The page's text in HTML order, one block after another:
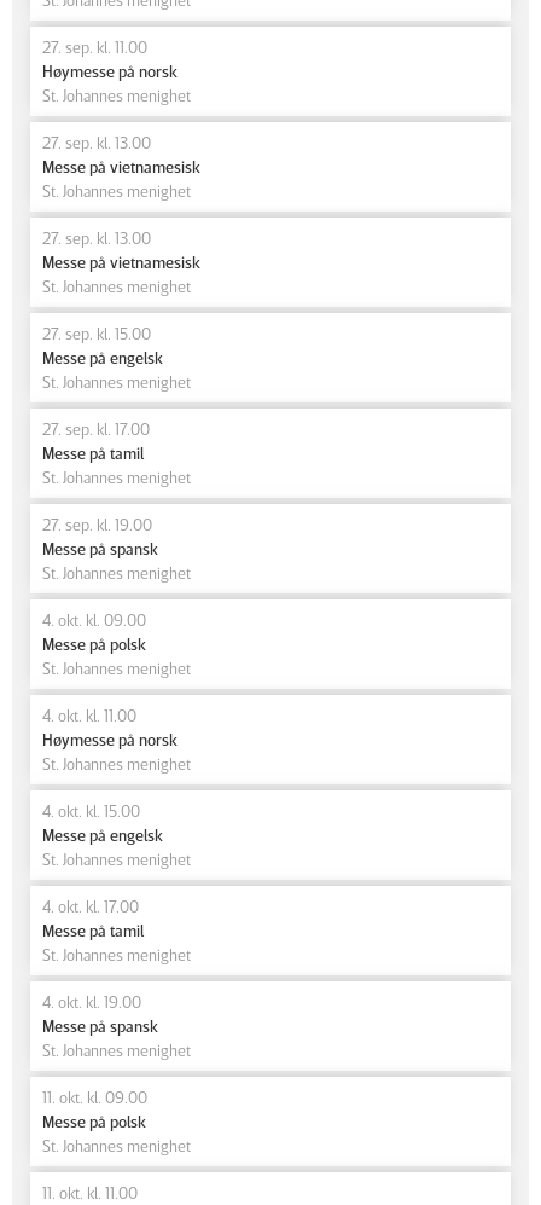
27. sep. kl. 11.00
Høymesse på norsk
St. Johannes menighet
27. sep. kl. 13.00
Messe på vietnamesisk
St. Johannes menighet
27. sep. kl. 13.00
Messe på vietnamesisk
St. Johannes menighet
27. sep. kl. 15.00
Messe på engelsk
St. Johannes menighet
27. sep. kl. 17.00
Messe på tamil
St. Johannes menighet
27. sep. kl. 19.00
Messe på spansk
St. Johannes menighet
4. okt. kl. 09.00
Messe på polsk
St. Johannes menighet
4. okt. kl. 11.00
Høymesse på norsk
St. Johannes menighet
4. okt. kl. 15.00
Messe på engelsk
St. Johannes menighet
4. okt. kl. 17.00
Messe på tamil
St. Johannes menighet
4. okt. kl. 19.00
Messe på spansk
St. Johannes menighet
11. okt. kl. 09.00
Messe på polsk
St. Johannes menighet
11. okt. kl. 11.00